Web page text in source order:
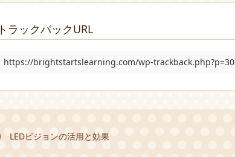
トラックバックURL
https://brightstartslearning.com/wp-trackback.php?p=30
LEDビジョンの活用と効果